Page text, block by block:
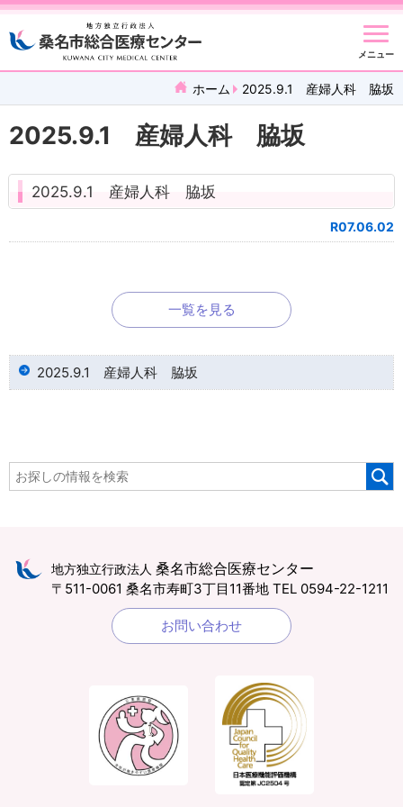
メニュー
ホーム 2025.9.1 産婦人科 脇坂
2025.9.1 産婦人科 脇坂
2025.9.1 産婦人科 脇坂
R07.06.02
一覧を見る
2025.9.1 産婦人科 脇坂
地方独立行政法人 桑名市総合医療センター
〒511-0061 桑名市寿町3丁目11番地 TEL 0594-22-1211
お問い合わせ